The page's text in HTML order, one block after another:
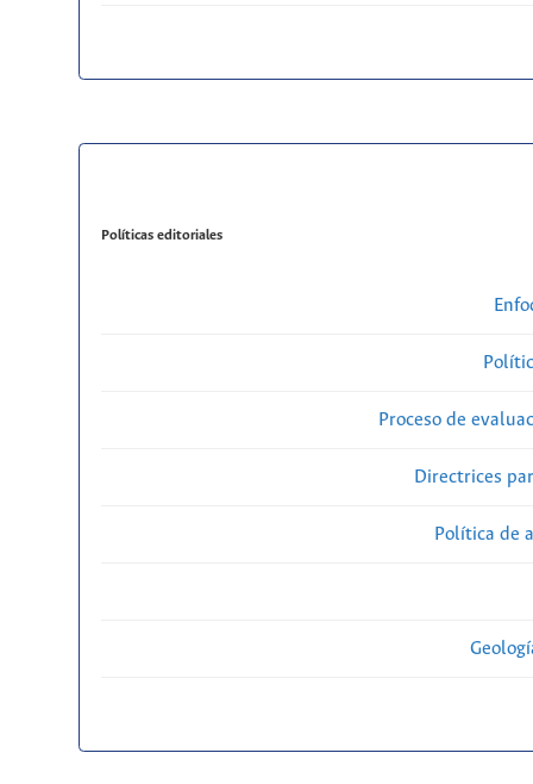
Políticas editoriales
Proceso de
Directrices
Política de